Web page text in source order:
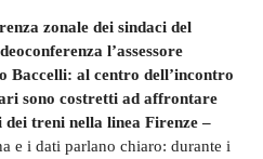
zonale dei sindaci del
l’assessore
Baccelli: al centro dell’incontro
sono costretti ad affrontare
dei treni nella linea Firenze –
e i dati parlano chiaro: durante i